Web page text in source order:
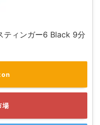
ィンガー6 Black 9分
場